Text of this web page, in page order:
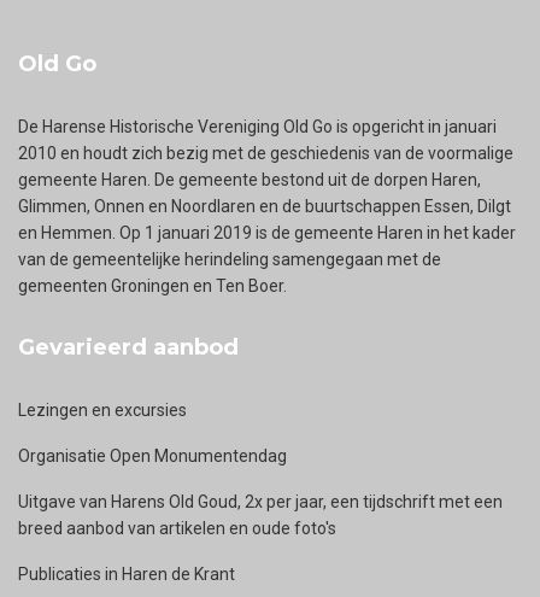
Old Go
De Harense Historische Vereniging Old Go is opgericht in januari
2010 en houdt zich bezig met de geschiedenis van de voormalige
gemeente Haren. De gemeente bestond uit de dorpen Haren,
Glimmen, Onnen en Noordlaren en de buurtschappen Essen, Dilgt
en Hemmen. Op 1 januari 2019 is de gemeente Haren in het kader
van de gemeentelijke herindeling samengegaan met de
gemeenten Groningen en Ten Boer.
Gevarieerd aanbod
Lezingen en excursies
Organisatie Open Monumentendag
Uitgave van Harens Old Goud, 2x per jaar, een tijdschrift met een
breed aanbod van artikelen en oude foto's
Publicaties in Haren de Krant